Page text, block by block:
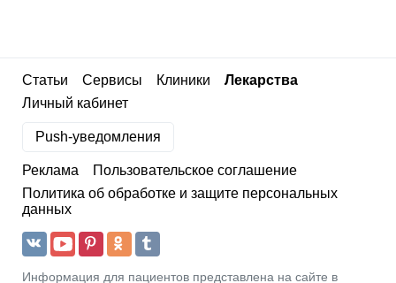
Статьи Сервисы Клиники
Лекарства
Личный кабинет
Push-уведомления
Реклама
Пользовательское соглашение
Политика об обработке и защите персональных
данных
Информация для пациентов представлена на сайте в